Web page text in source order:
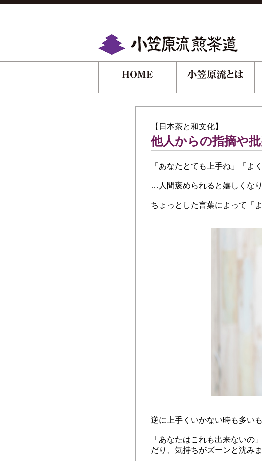
【日本茶と和文化】
他人からの指摘や
「あなたとても上手ね」「よ
…人間褒められると嬉しくな
ちょっとした言葉によって「
逆に上手くいかない時も多いも
「あなたはこれも出来ない
だり、気持ちがズーンと沈みま